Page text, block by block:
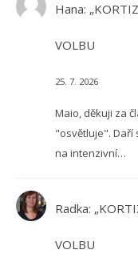
Hana:
VOLBU
25. 7. 2026
Maio, děkuji za
"osvětluje". Daří
na intenzivní…
Radka:
VOLBU